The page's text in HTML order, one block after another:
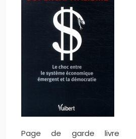
Page de garde livre